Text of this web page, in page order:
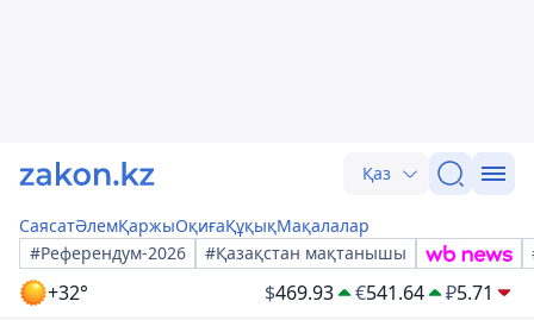
Қаз
СаясатӘлемҚаржыОқиғаҚұқықМақалалар
#Референдум-2026
#Қазақстан мақтанышы
+32° $469.93 €541.64 ₽5.71